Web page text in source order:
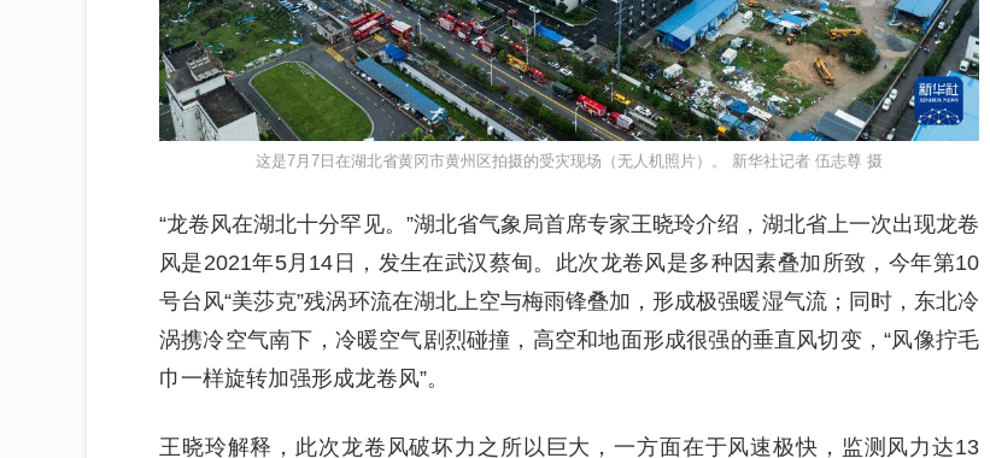
这是7月7日在湖北省黄冈市黄州区拍摄的受灾现场（无人机照片）。 新华社记者 伍志尊 摄
“龙卷风在湖北十分罕见。”湖北省气象局首席专家王晓玲介绍，湖北省上一次出现龙卷
风是2021年5月14日，发生在武汉蔡甸。此次龙卷风是多种因素叠加所致，今年第10
号台风“美莎克”残涡环流在湖北上空与梅雨锋叠加，形成极强暖湿气流；同时，东北冷
涡携冷空气南下，冷暖空气剧烈碰撞，高空和地面形成很强的垂直风切变，“风像拧毛
巾一样旋转加强形成龙卷风”。
王晓玲解释，此次龙卷风破坏力之所以巨大，一方面在于风速极快，监测风力达13